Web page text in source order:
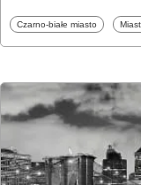
Fototapety
Czarno-białe miasto